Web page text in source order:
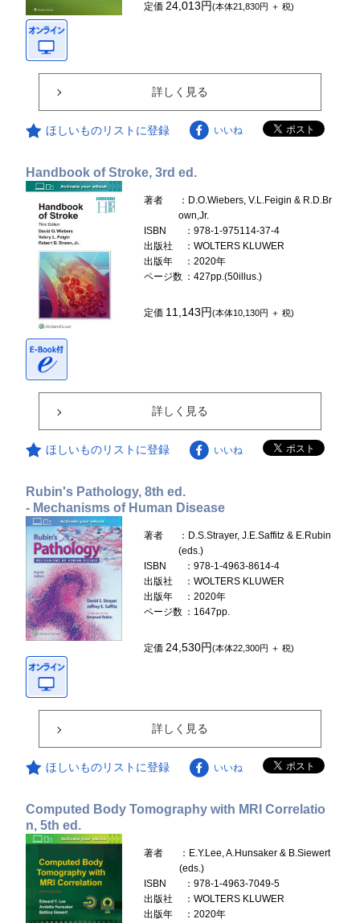
定価24,013円(本体21,830円 ＋ 税)
詳しく見る
ほしいものリストに登録 いいね
Handbook of Stroke, 3rd ed.
著者
：D.O.Wiebers, V.L.Feigin & R.D.Br
own,Jr.
ISBN
：978-1-975114-37-4
出版社
：WOLTERS KLUWER
出版年
：2020年
ページ数 ：427pp.(50illus.)
定価 11,143円(本体10,130円 ＋ 税)
詳しく見る
ほしいものリストに登録 いいね
Rubin's Pathology, 8th ed.
- Mechanisms of Human Disease
著者
：D.S.Strayer, J.E.Saffitz & E.Rubin
(eds.)
ISBN
：978-1-4963-8614-4
出版社
：WOLTERS KLUWER
出版年
：2020年
ページ数 ：1647pp.
定価24,530円(本体22,300円 ＋ 税)
詳しく見る
ほしいものリストに登録 いいね
Computed Body Tomography with MRI Correlatio
n, 5th ed.
著者
：E.Y.Lee, A.Hunsaker & B.Siewert
(eds.)
ISBN
：978-1-4963-7049-5
出版社
：WOLTERS KLUWER
出版年
：2020年